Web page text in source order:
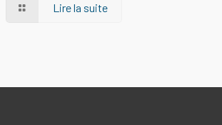
Lire la suite